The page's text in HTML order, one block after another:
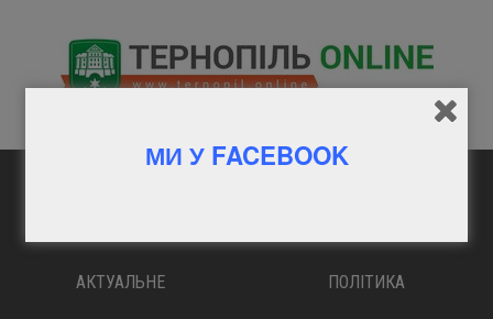
АКТУАЛЬНЕ ПОЛІТИКА
МИ У FACEBOOK